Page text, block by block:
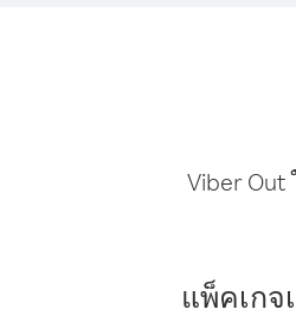
Viber
แพ็คเกจ